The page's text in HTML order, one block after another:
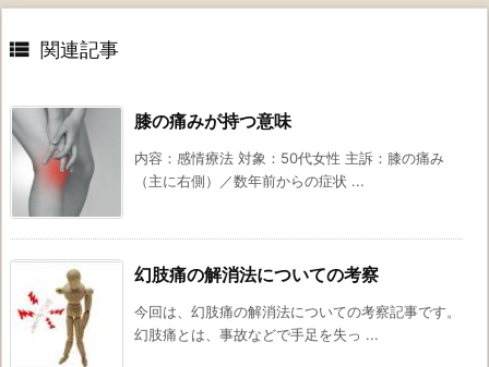
 関連記事
膝の痛みが持つ意味
内容：感情療法 対象：50代女性 主訴：膝の痛み
（主に右側）／数年前からの症状 ...
幻肢痛の解消法についての考察
今回は、幻肢痛の解消法についての考察記事です。
幻肢痛とは、事故などで手足を失っ ...